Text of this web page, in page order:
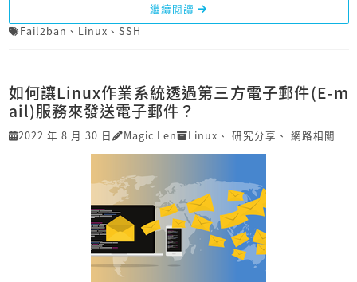
繼續閱讀
Fail2ban 、 Linux 、 SSH
如何讓Linux作業系統透過第三方電子郵件(E-m
ail)服務來發送電子郵件？
2022 年 8 月 30 日 Magic Len Linux 、 研究分享 、 網路相關